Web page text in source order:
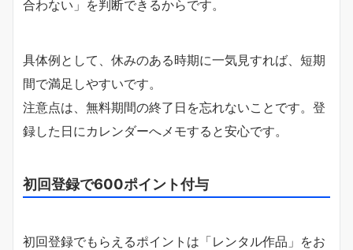
合わない」を判断できるからです。
具体例として、休みのある時期に一気見すれば、短期
間で満足しやすいです。
注意点は、無料期間の終了日を忘れないことです。登
録した日にカレンダーへメモすると安心です。
初回登録で600ポイント付与
初回登録でもらえるポイントは「レンタル作品」をお